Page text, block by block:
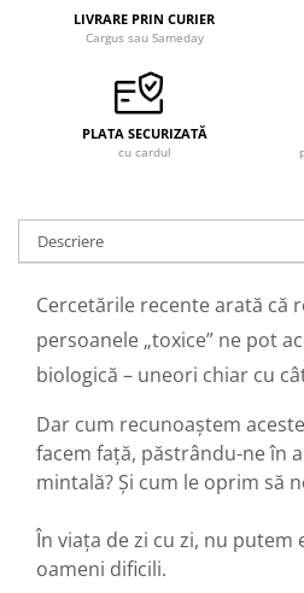
LIVRARE PRIN CURIER
Cargus sau Sameday
PLATA SECURIZATĂ
cu cardul
Descriere
Cercetările recente arată că
persoanele „toxice” ne pot
biologică – uneori chiar cu
Dar cum recunoaștem
facem față, păstrându-ne în
mintală? Și cum le oprim să
În viața de zi cu zi, nu putem
oameni dificili.